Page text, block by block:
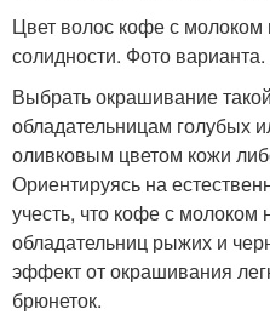
Цвет волос кофе с молоком
солидности. Фото варианта.
Выбрать окрашивание
обладательницам голубых
оливковым цветом кожи
Ориентируясь на
учесть, что кофе с молоком
обладательниц рыжих и
эффект от окрашивания
брюнеток.